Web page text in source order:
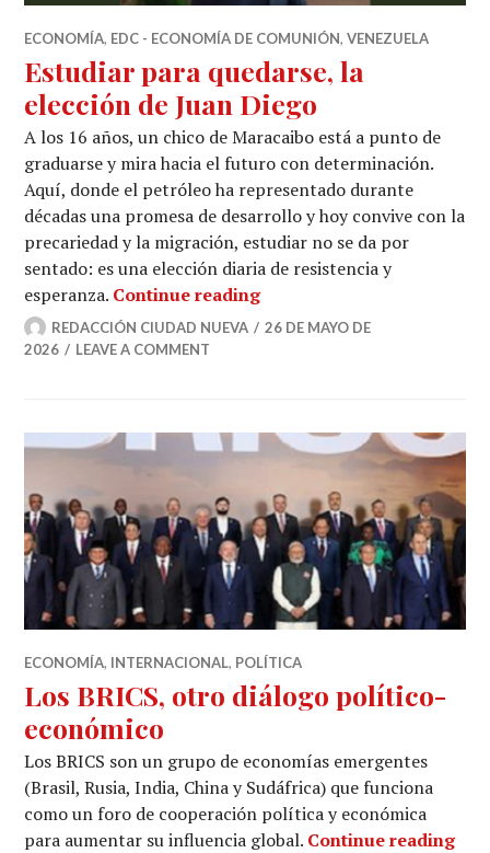
ECONOMÍA, EDC - ECONOMÍA DE COMUNIÓN,VENEZUELA
Estudiar para quedarse, la
elección de Juan Diego
A los 16 años, un chico de Maracaibo está a punto de
graduarse y mira hacia el futuro con determinación.
Aquí, donde el petróleo ha representado durante
décadas una promesa de desarrollo y hoy convive con la
precariedad y la migración, estudiar no se da por
sentado: es una elección diaria de resistencia y
esperanza. Continue readingEstudiar para quedarse, la
REDACCIÓN CIUDAD NUEVA
26 DE MAYO DE
2026
LEAVE A COMMENT
ECONOMÍA, INTERNACIONAL, POLÍTICA
Los BRICS, otro diálogo político-
económico
Los BRICS son un grupo de economías emergentes
(Brasil, Rusia, India, China y Sudáfrica) que funciona
como un foro de cooperación política y económica
para aumentar su influencia global. Continue reading